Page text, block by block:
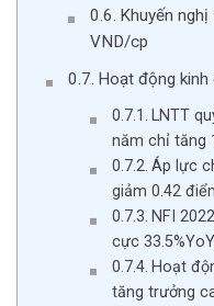
Khuyến
VND/cp
Hoạt động kinh
LNTT
năm chỉ tăng
Áp lực
giảm 0.42
NFI
cực
Hoạt
tăng trưởng